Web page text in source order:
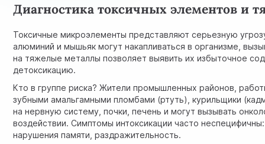
Диагностика токсичных элементов и
Токсичные микроэлементы представляют серьезную
алюминий и мышьяк могут накапливаться в организме,
на тяжелые металлы позволяет выявить их избыточное
детоксикацию.
Кто в группе риска? Жители промышленных районов,
зубными амальгамными пломбами (ртуть), курильщики
на нервную систему, почки, печень и могут вызывать
воздействии. Симптомы интоксикации часто
нарушения памяти, раздражительность.